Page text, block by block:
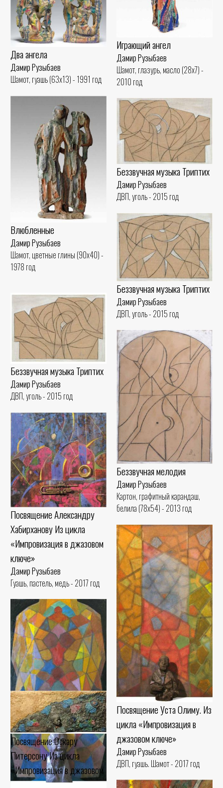
Играющий ангел
Дамир Рузыбаев
Шамот, глазурь, масло (28x7) -
2010 год
Два ангела
Дамир Рузыбаев
Шамот, гуашь (63x13) - 1991 год
Влюбленные
Дамир Рузыбаев
Шамот, цветные глины (90x40) -
1978 год
Беззвучная музыка Триптих
Дамир Рузыбаев
ДВП, уголь - 2015 год
Беззвучная музыка Триптих
Дамир Рузыбаев
ДВП, уголь - 2015 год
Беззвучная музыка Триптих
Дамир Рузыбаев
ДВП, уголь - 2015 год
Беззвучная мелодия
Дамир Рузыбаев
Картон, графитный карандаш,
белила (78x54) - 2013 год
Посвящение Александру
Хабирханову Из цикла
«Импровизация в джазовом
ключе»
Дамир Рузыбаев
Гуашь, пастель, медь - 2017 год
Посвящение Уста Олиму. Из
цикла «Импровизация в
джазовом ключе»
Дамир Рузыбаев
ДВП, гуашь. Шамот - 2017 год
Посвящение Оскару
Питерсону Из цикла
«Импровизация в джазовом
ключе»